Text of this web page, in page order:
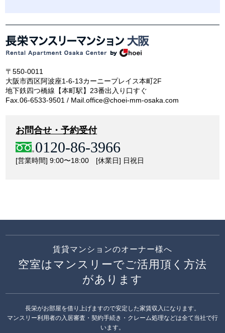
〒550-0011
大阪市西区阿波座1-6-13カーニープレイス本町2F
地下鉄四つ橋線【本町駅】23番出入り口すぐ
Fax.06-6533-9501 / Mail.office@choei-mm-osaka.com
お問合せ・予約受付
0120-86-3966
[営業時間] 9:00〜18:00 [休業日] 日祝日
賃貸マンションのオーナー様へ
空室はマンスリーでご活用頂く方法
があります
長栄がお部屋を借り上げますので安定した家賃収入になります。
マンスリー利用者の入居審査・契約手続き・クレーム処理などは全て当社で行
います。